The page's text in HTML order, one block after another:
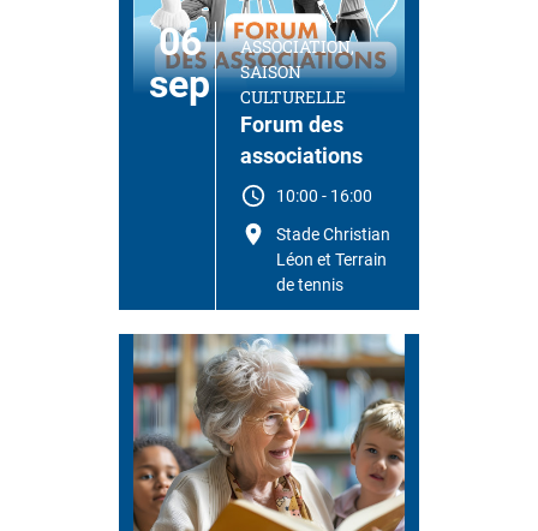
06
sep
ASSOCIATION,
SAISON
CULTURELLE
Forum des
associations
10:00 - 16:00
Stade Christian
Léon et Terrain
de tennis